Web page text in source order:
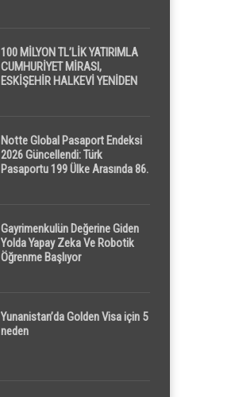
100 MİLYON TL’LİK YATIRIMLA
CUMHURİYET MİRASI,
ESKİŞEHİR HALKEVİ YENİDEN
Notte Global Pasaport Endeksi
2026 Güncellendi: Türk
Pasaportu 199 Ülke Arasında 86.
Gayrimenkulün Değerine Giden
Yolda Yapay Zeka Ve Robotik
Öğrenme Başlıyor
Yunanistan’da Golden Visa için 5
neden